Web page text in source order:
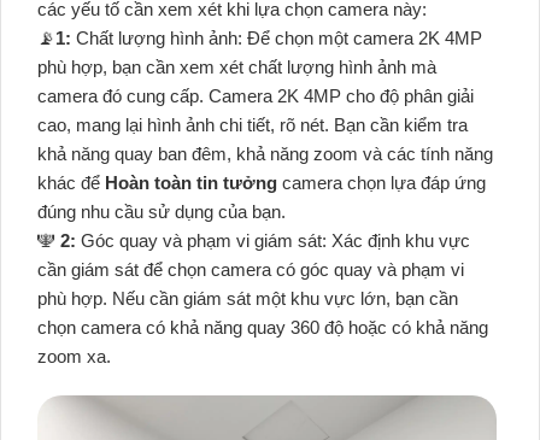
các yếu tố cần xem xét khi lựa chọn camera này:
📡1: Chất lượng hình ảnh: Để chọn một camera 2K 4MP
phù hợp, bạn cần xem xét chất lượng hình ảnh mà
camera đó cung cấp. Camera 2K 4MP cho độ phân giải
cao, mang lại hình ảnh chi tiết, rõ nét. Bạn cần kiểm tra
khả năng quay ban đêm, khả năng zoom và các tính năng
khác để Hoàn toàn tin tưởng camera chọn lựa đáp ứng
đúng nhu cầu sử dụng của bạn.
️🕎 2: Góc quay và phạm vi giám sát: Xác định khu vực
cần giám sát để chọn camera có góc quay và phạm vi
phù hợp. Nếu cần giám sát một khu vực lớn, bạn cần
chọn camera có khả năng quay 360 độ hoặc có khả năng
zoom xa.